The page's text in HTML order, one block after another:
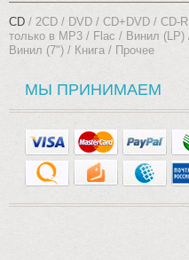
CD 2CD DVD CD+DVD
CD-R
только в MP3 / Flac
Винил (LP)
Винил (7")
Книга Прочее
МЫ ПРИНИМАЕМ